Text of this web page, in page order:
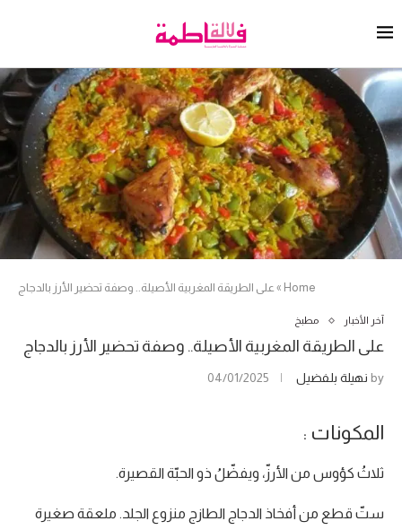
Home
»على الطريقة المغربية الأصيلة.. وصفة تحضير الأرز بالدجاج
آخر الأخبار مطبخ
على الطريقة المغربية الأصيلة.. وصفة تحضير الأرز بالدجاج
by نهيلة بلفضيل 04/01/2025
المكونات :
ثلاثُ كؤوس من الأرزّ، ويفضّلُ ذو الحبّة القصيرة.
ستّ قطع من أفخاذ الدجاج الطازج منزوع الجلد. ملعقة صغيرة